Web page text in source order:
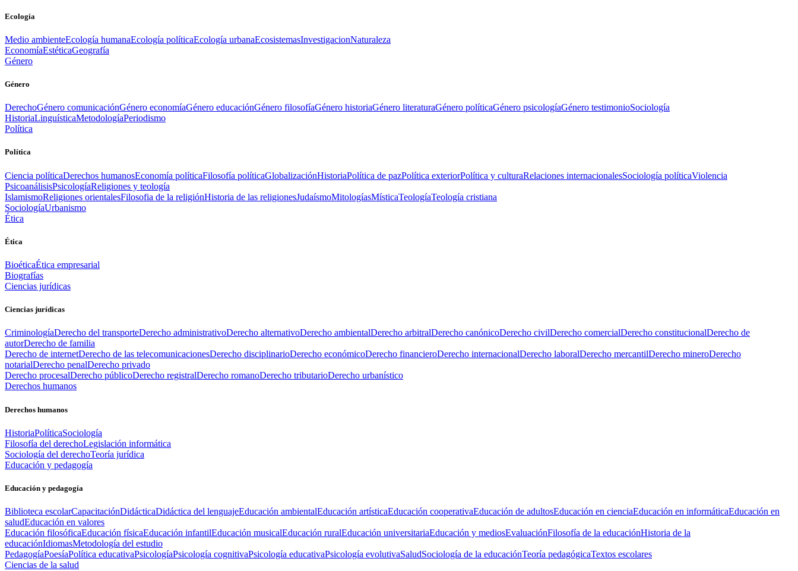
Ecología
Medio ambienteEcología humanaEcología políticaEcología urbanaEcosistemasInvestigacionNaturaleza
EconomíaEstéticaGeografía
Género
Género
DerechoGénero comunicaciónGénero economíaGénero educaciónGénero filosofíaGénero historiaGénero literaturaGénero políticaGénero psicologíaGénero testimonioSociología
HistoriaLinguísticaMetodologíaPeriodismo
Política
Política
Ciencia políticaDerechos humanosEconomía políticaFilosofía políticaGlobalizaciónHistoriaPolítica de pazPolítica exteriorPolítica y culturaRelaciones internacionalesSociología políticaViolencia
PsicoanálisisPsicologíaReligiones y teología
IslamismoReligiones orientalesFilosofia de la religiónHistoria de las religionesJudaísmoMitologíasMísticaTeologíaTeología cristiana
SociologíaUrbanismo
Ética
Ética
BioéticaÉtica empresarial
Biografías
Ciencias jurídicas
Ciencias jurídicas
CriminologíaDerecho del transporteDerecho administrativoDerecho alternativoDerecho ambientalDerecho arbitralDerecho canónicoDerecho civilDerecho comercialDerecho constitucionalDerecho de
autorDerecho de familia
Derecho de internetDerecho de las telecomunicacionesDerecho disciplinarioDerecho económicoDerecho financieroDerecho internacionalDerecho laboralDerecho mercantilDerecho mineroDerecho
notarialDerecho penalDerecho privado
Derecho procesalDerecho públicoDerecho registralDerecho romanoDerecho tributarioDerecho urbanístico
Derechos humanos
Derechos humanos
HistoriaPolíticaSociología
Filosofía del derechoLegislación informática
Sociología del derechoTeoría jurídica
Educación y pedagogía
Educación y pedagogía
Biblioteca escolarCapacitaciónDidácticaDidáctica del lenguajeEducación ambientalEducación artísticaEducación cooperativaEducación de adultosEducación en cienciaEducación en informáticaEducación en
saludEducación en valores
Educación filosóficaEducación físicaEducación infantilEducación musicalEducación ruralEducación universitariaEducación y mediosEvaluaciónFilosofía de la educaciónHistoria de la
educaciónIdiomasMetodología del estudio
PedagogíaPoesíaPolítica educativaPsicologíaPsicología cognitivaPsicología educativaPsicología evolutivaSaludSociología de la educaciónTeoría pedagógicaTextos escolares
Ciencias de la salud